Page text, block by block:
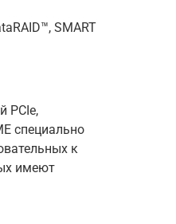
SMART
PCIe,
специально
к
имеют